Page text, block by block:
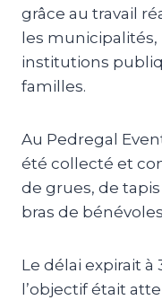
grâce au travail
les
institutions
familles.
Au Pedregal
été collecté et
de grues, de
bras de
Le délai expirait à
l’objectif était